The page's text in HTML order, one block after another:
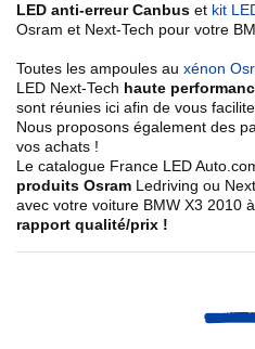
LED anti-erreur Canbus et kit
Osram et Next-Tech pour votre
Toutes les ampoules au xénon
LED Next-Tech haute
sont réunies ici afin de vous
Nous proposons également des
vos achats !
Le catalogue France LED
produits Osram Ledriving ou
avec votre voiture BMW X3 2010
rapport qualité/prix !